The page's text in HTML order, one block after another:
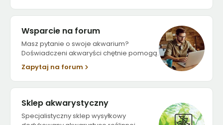
Wsparcie na forum
Masz pytanie o swoje akwarium?
Doświadczeni akwaryści chętnie pomogą.
Zapytaj na forum
Sklep akwarystyczny
Specjalistyczny sklep wysyłkowy